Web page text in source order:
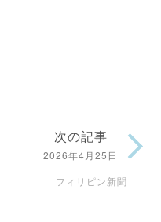
次の記事
2026年4月25日
フィリピン新聞